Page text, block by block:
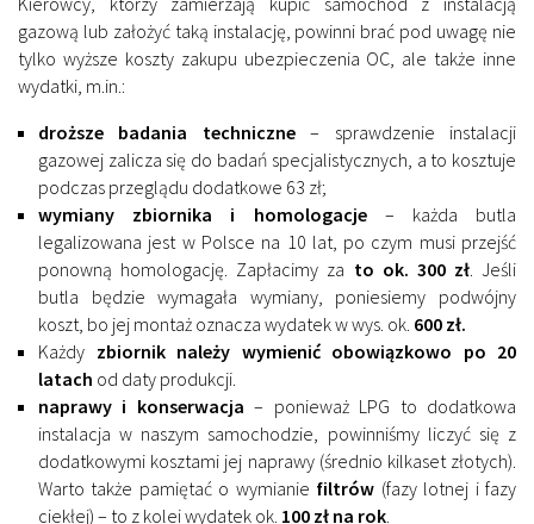
gazową lub założyć taką instalację, powinni brać pod uwagę nie
tylko wyższe koszty zakupu ubezpieczenia OC, ale także inne
wydatki, m.in.:
droższe badania techniczne– sprawdzenie instalacji
gazowej zalicza się do badań specjalistycznych, a to kosztuje
podczas przeglądu dodatkowe 63 zł;
wymiany zbiornika i homologacje– każda butla
legalizowana jest w Polsce na 10 lat, po czym musi przejść
ponowną homologację. Zapłacimy za to ok. 300 zł. Jeśli
butla będzie wymagała wymiany, poniesiemy podwójny
koszt, bo jej montaż oznacza wydatek w wys. ok. 600 zł.
Każdy zbiornik należy wymienić obowiązkowo po 20
latach od daty produkcji.
naprawy i konserwacja – ponieważ LPG to dodatkowa
instalacja w naszym samochodzie, powinniśmy liczyć się z
dodatkowymi kosztami jej naprawy (średnio kilkaset złotych).
Warto także pamiętać o wymianie filtrów (fazy lotnej i fazy
ciekłej) – to z kolei wydatek ok. 100 zł na rok.